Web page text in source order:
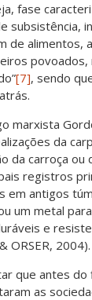
fase
subsistência,
de alimentos,
[7], sendo
marxista
da
da carroça
registros
antigos
um metal
e
ORSER, 2004).
que antes do
as